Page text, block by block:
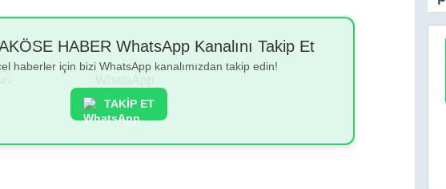
HABER WhatsApp Kanalını Takip Et
haberler için bizi WhatsApp kanalımızdan takip edin!
TAKİP ET